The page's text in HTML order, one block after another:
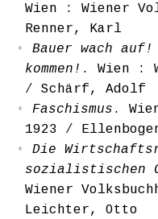
Wien : Wiener
Renner, Karl
Bauer wach
kommen! . Wien :
/ Schärf, Adolf
Faschismus .
1923
/
Die
sozialistischen
Wiener
Leichter, Otto